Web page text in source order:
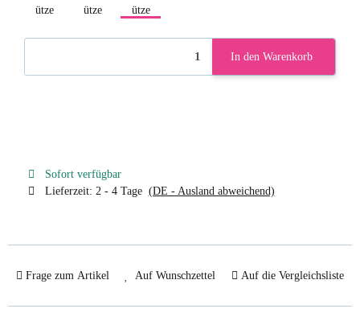
In den Warenkorb
Sofort verfügbar
Lieferzeit: 2 - 4 Tage (DE - Ausland abweichend)
Frage zum Artikel Auf Wunschzettel Auf die Vergleichsliste